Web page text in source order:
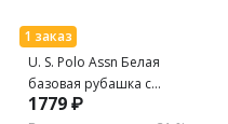
U. S. Polo Assn Белая
базовая рубашка с
длинным рукавом для
1779 ₽